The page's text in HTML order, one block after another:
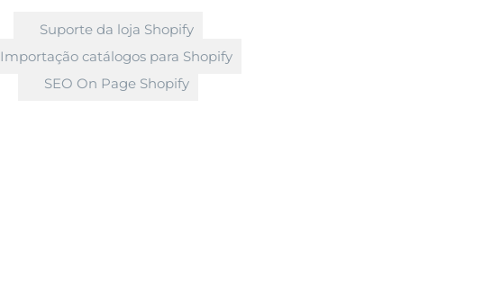
Suporte da loja Shopify
Importação catálogos para Shopify
SEO On Page Shopify